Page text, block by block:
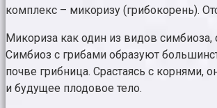
комплекс – микоризу (грибокорень).
Микориза как один из видов
Симбиоз с грибами образуют
почве грибница. Срастаясь с корнями,
и будущее плодовое тело.